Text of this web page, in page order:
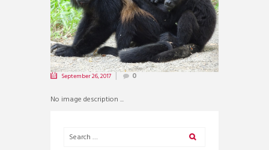
September 26, 2017 0
No image description ...